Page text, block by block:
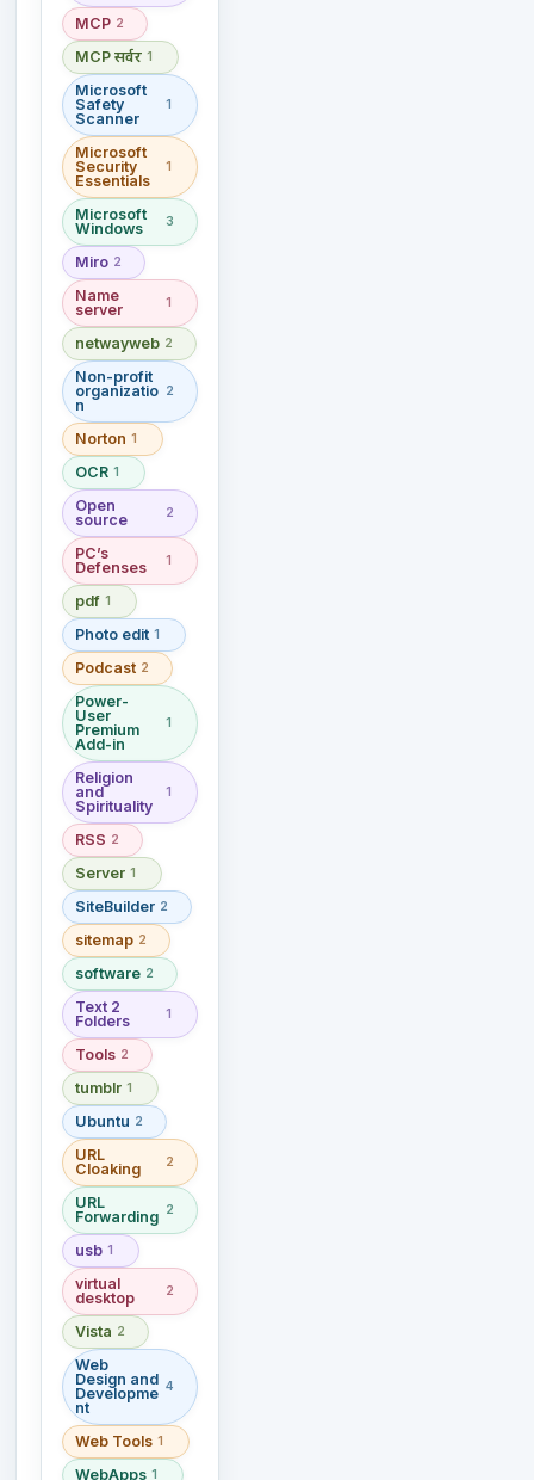
MCP 2
MCP सर्वर 1
Microsoft
Safety
Scanner
1
Microsoft
Security
Essentials
1
Microsoft
Windows
3
Miro 2
Name
server
1
netwayweb 2
Non-profit
organizatio
n
2
Norton 1
OCR 1
Open
source
2
PC’s
Defenses
1
pdf 1
Photo edit 1
Podcast 2
Power-
User
Premium
Add-in
1
Religion
and
Spirituality
1
RSS 2
Server 1
SiteBuilder 2
sitemap 2
software 2
Text 2
Folders
1
Tools 2
tumblr 1
Ubuntu 2
URL
Cloaking
2
URL
Forwarding 2
usb 1
virtual
desktop
2
Vista 2
Web
Design and
Developme
nt
4
Web Tools 1
WebApps 1